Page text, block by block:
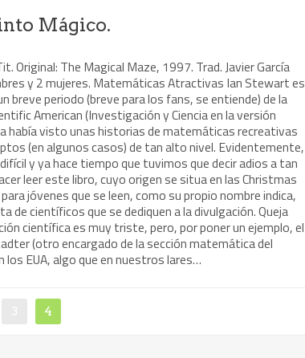
Mágico.
Original: The Magical Maze, 1997. Trad. Javier García
y 2 mujeres. Matemáticas Atractivas Ian Stewart es
breve periodo (breve para los fans, se entiende) de la
American (Investigación y Ciencia en la versión
había visto unas historias de matemáticas recreativas
(en algunos casos) de tan alto nivel. Evidentemente,
y ya hace tiempo que tuvimos que decir adios a tan
leer este libro, cuyo origen se situa en las Christmas
jóvenes que se leen, como su propio nombre indica,
de científicos que se dediquen a la divulgación. Queja
científica es muy triste, pero, por poner un ejemplo, el
(otro encargado de la sección matemática del
los EUA, algo que en nuestros lares…
4